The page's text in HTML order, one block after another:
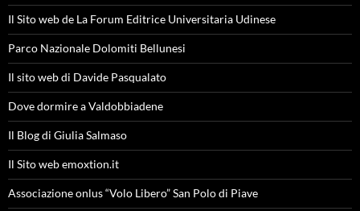
Il Sito web de La Forum Editrice Universitaria Udinese
Parco Nazionale Dolomiti Bellunesi
Il sito web di Davide Pasqualato
Dove dormire a Valdobbiadene
Il Blog di Giulia Salmaso
Il Sito web emoxtion.it
Associazione onlus “Volo Libero” San Polo di Piave